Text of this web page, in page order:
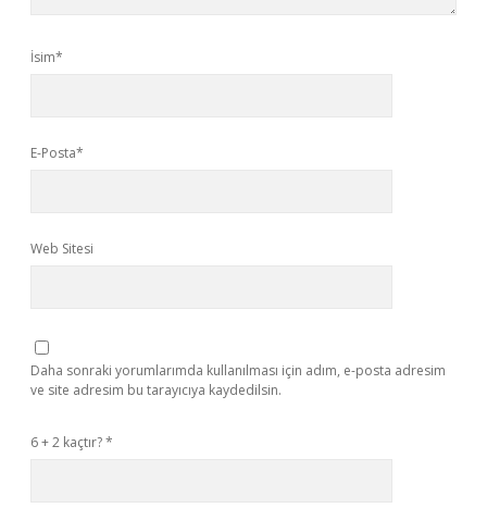
İsim*
E-Posta*
Web Sitesi
Daha sonraki yorumlarımda kullanılması için adım, e-posta adresim
ve site adresim bu tarayıcıya kaydedilsin.
6 + 2 kaçtır?*